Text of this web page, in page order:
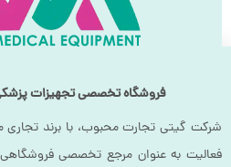
فروشگاه تخصصی تجهیزات
شرکت گیتی تجارت محبوب، با برند
فعالیت به عنوان مرجع تخصصی فروشگاهی